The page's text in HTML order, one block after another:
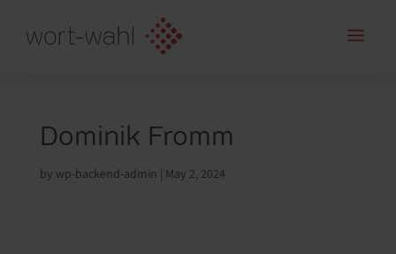
a
Dominik Fromm
by wp-backend-admin May 2, 2024